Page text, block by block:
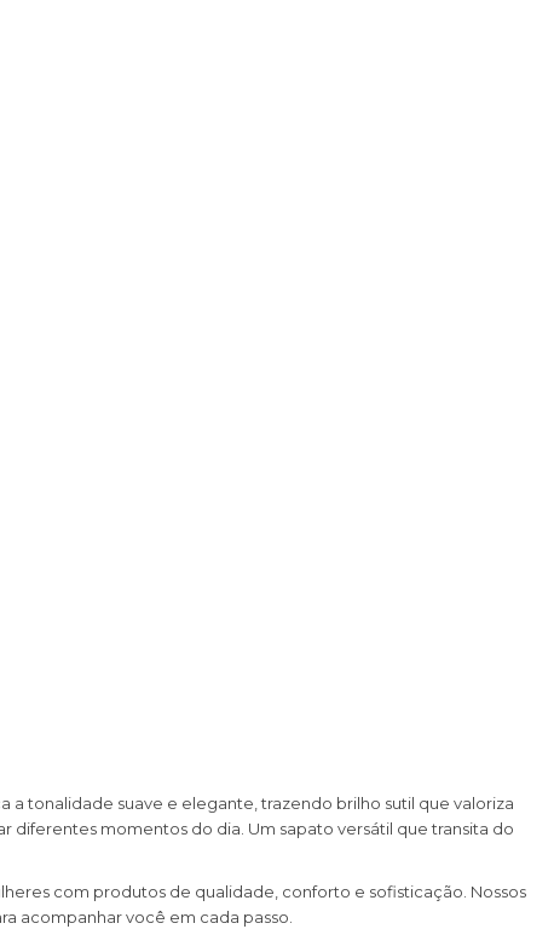
tonalidade suave e elegante, trazendo brilho sutil que valoriza
momentos do dia. Um sapato versátil que transita do
com produtos de qualidade, conforto e sofisticação. Nossos
acompanhar você em cada passo.